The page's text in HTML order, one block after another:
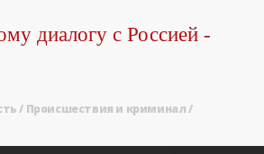
диалогу с Россией -
/ Происшествия и криминал/